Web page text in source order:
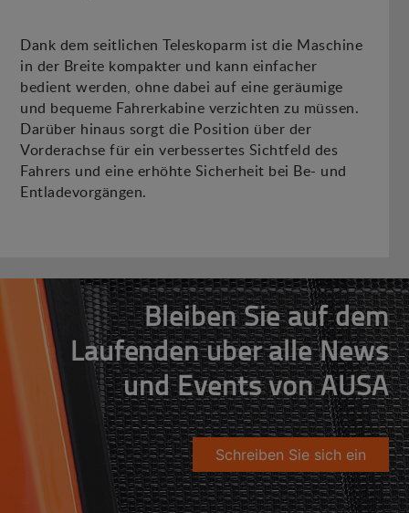
Dank dem seitlichen Teleskoparm ist die Maschine
in der Breite kompakter und kann einfacher
bedient werden, ohne dabei auf eine geräumige
und bequeme Fahrerkabine verzichten zu müssen.
Darüber hinaus sorgt die Position über der
Vorderachse für ein verbessertes Sichtfeld des
Fahrers und eine erhöhte Sicherheit bei Be- und
Entladevorgängen.
Bleiben Sie auf dem
Laufenden über alle News
und Events von AUSA
Schreiben Sie sich ein